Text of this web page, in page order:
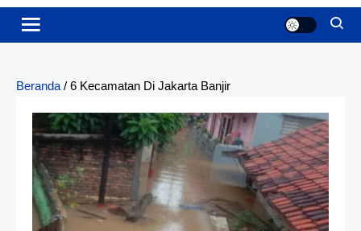
Beranda / 6 Kecamatan Di Jakarta Banjir